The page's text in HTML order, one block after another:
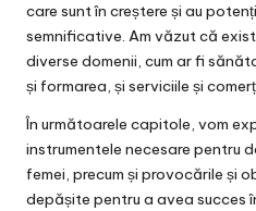
care sunt în creștere și au
semnificative. Am văzut că
diverse domenii, cum ar fi
și formarea, și serviciile și
În următoarele capitole, vom
instrumentele necesare pentru
femei, precum și provocările și
depășite pentru a avea succes